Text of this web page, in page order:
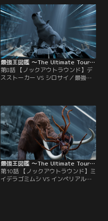
うのは、史上最大級の水竜・スピノ
サウルス VS 怒りの破壊神・アフリ
カゾウ！勝つのはどっちだ～～！？
モ～～～～スト、ファイッ！
最強王図鑑 ～The Ultimate Tournament～ 第08話
第8話 【ノックアウトラウンド】デ
スストーカー VS シロサイ／最強王
最強の座をかけて戦うのは、冷酷＆
非情な追跡者・デスストーカー VS
巨大な槍の重装騎士・シロサイ！勝
つのはどっちだ～～！？モ～～～～
スト、ファイッ！
最強王図鑑 ～The Ultimate Tournament～ 第10話
第10話 【ノックアウトラウンド】ミ
イデラゴミムシ VS インペリアルマ